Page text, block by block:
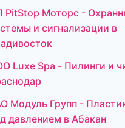
PitStop Моторс -
и сигнализации в
Luxe Spa - Пилинги и
Модуль Групп -
давлением в Абакан